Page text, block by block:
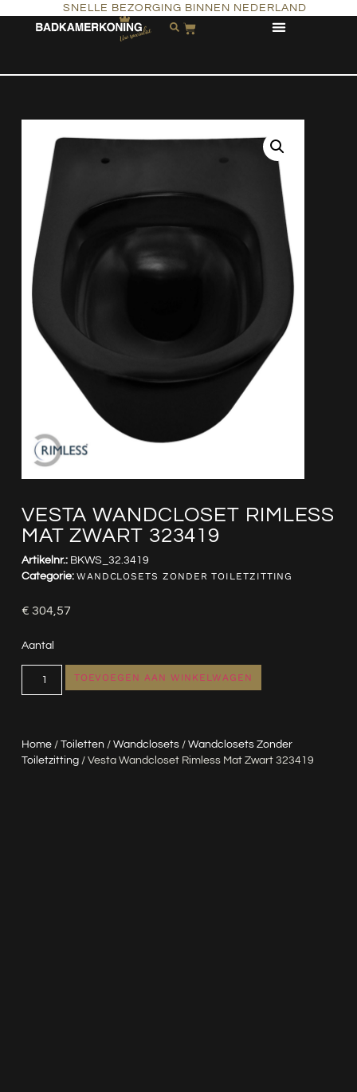
SNELLE BEZORGING BINNEN NEDERLAND
VESTA WANDCLOSET RIMLESS
MAT ZWART 323419
Home/ Toiletten / Wandclosets/ Wandclosets Zonder
Toiletzitting/ Vesta Wandcloset Rimless Mat Zwart 323419
Artikelnr.: BKWS_32.3419
Categorie: WANDCLOSETS ZONDER TOILETZITTING
€ 304,57
Aantal
TOEVOEGEN AAN WINKELWAGEN